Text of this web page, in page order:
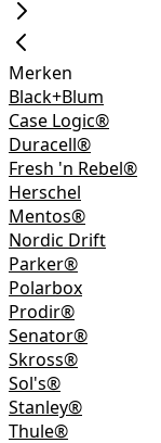
Merken
Black+Blum
Case Logic®
Duracell®
Fresh 'n Rebel®
Herschel
Mentos®
Nordic Drift
Parker®
Polarbox
Prodir®
Senator®
Skross®
Sol's®
Stanley®
Thule®